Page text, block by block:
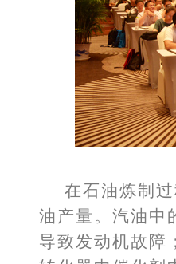
在石油炼制
油产量。汽油中
导致发动机故障